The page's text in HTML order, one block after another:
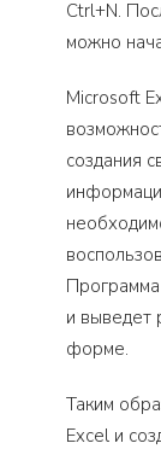
Ctrl+N.
можно
Microsoft
создания
Программа
и выведет
форме.
Таким
Excel и